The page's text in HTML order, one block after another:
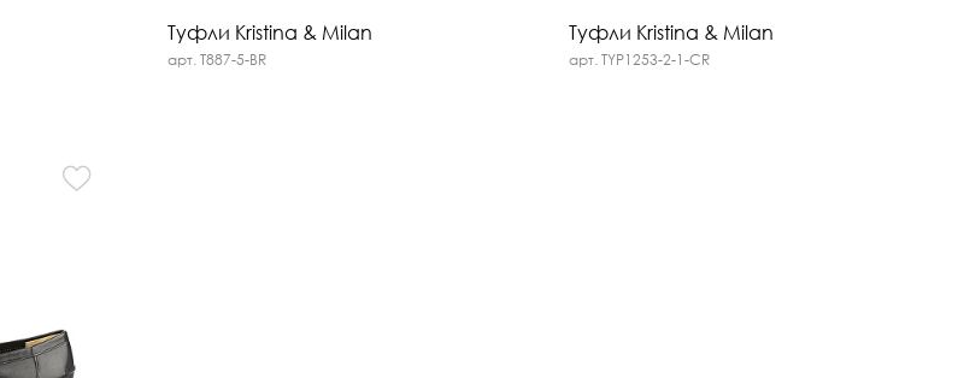
Туфли Kristina & Milan
арт. T887-5-BR
Туфли Kristina & Milan
арт. TYP1253-2-1-CR